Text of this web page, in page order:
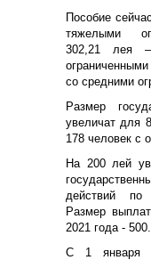
Пособие сейчас
тяжелыми
302,21 лея
со средними
Размер
увеличат для
178 человек с
На 200 лей у
действий по
Размер
2021 года - 500.
С 1 января